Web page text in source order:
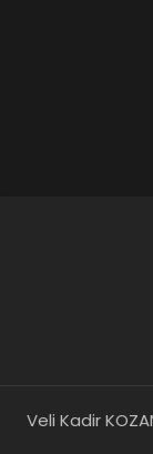
Veli Kadir